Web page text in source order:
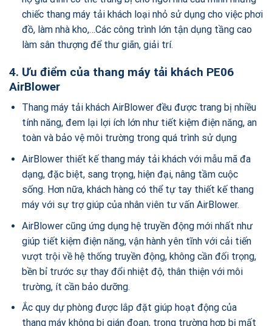
chiếc thang máy tải khách loại nhỏ sử dụng cho việc phơi
đồ, làm nhà kho,…Các công trình lớn tận dụng tầng cao
làm sân thượng để thư giãn, giải trí.
4. Ưu điểm của thang máy tải khách PE06
AirBlower
Thang máy tải khách AirBlower đều được trang bị nhiều
tính năng, đem lại lợi ích lớn như tiết kiệm điện năng, an
toàn và bảo vệ môi trường trong quá trình sử dụng
AirBlower thiết kế thang máy tải khách với mẫu mã đa
dạng, đặc biệt, sang trọng, hiện đại, nâng tầm cuộc
sống. Hơn nữa, khách hàng có thể tự tay thiết kế thang
máy với sự trợ giúp của nhân viên tư vấn AirBlower.
AirBlower cũng ứng dụng hệ truyền động mới nhất như
giúp tiết kiệm điện năng, vận hành yên tĩnh với cải tiến
vượt trội về hệ thống truyền động, không cần đối trọng,
bền bỉ trước sự thay đổi nhiệt độ, thân thiện với môi
trường, ít cần bảo dưỡng.
Ắc quy dự phòng được lắp đặt giúp hoạt động của
thang máy không bị gián đoạn, trong trường hợp bị mất